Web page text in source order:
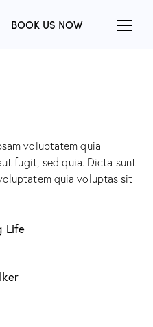
BOOK US NOW
voluptatem quia
fugit, sed quia. Dicta sunt
quia voluptas sit
Life